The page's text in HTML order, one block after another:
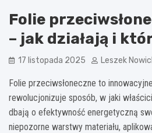
Folie
– jak działają i
17 listopada 2025 Leszek
Folie przeciwsłoneczne to
rewolucjonizuje sposób, w jaki
dbają o efektywność energetyczną
niepozorne warstwy materiału,